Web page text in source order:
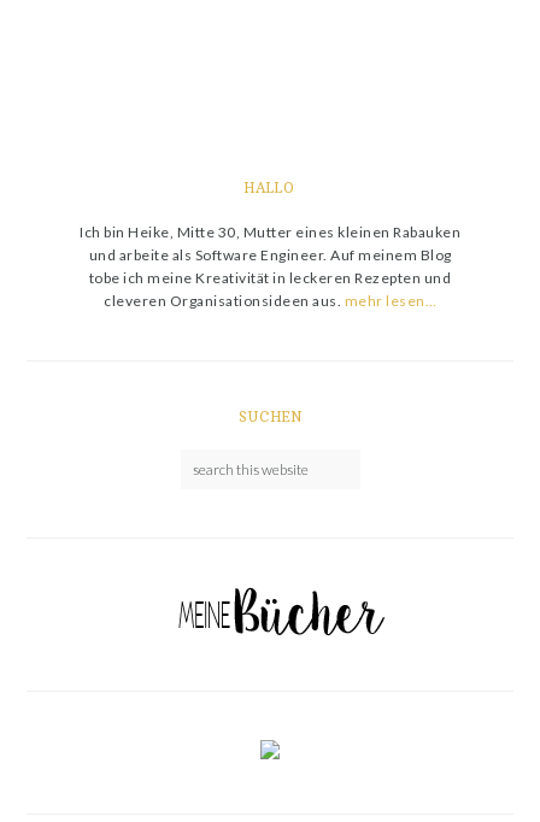
HALLO
Ich bin Heike, Mitte 30, Mutter eines kleinen Rabauken
und arbeite als Software Engineer. Auf meinem Blog
tobe ich meine Kreativität in leckeren Rezepten und
cleveren Organisationsideen aus. mehr lesen…
SUCHEN